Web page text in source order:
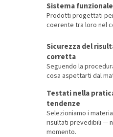
Sistema
Prodotti progettati
coerente tra loro nel
Sicurezza del
corretta
Seguendo la
cosa aspettarti dal
Testati nella
tendenze
Selezioniamo i
risultati prevedibili —
momento.